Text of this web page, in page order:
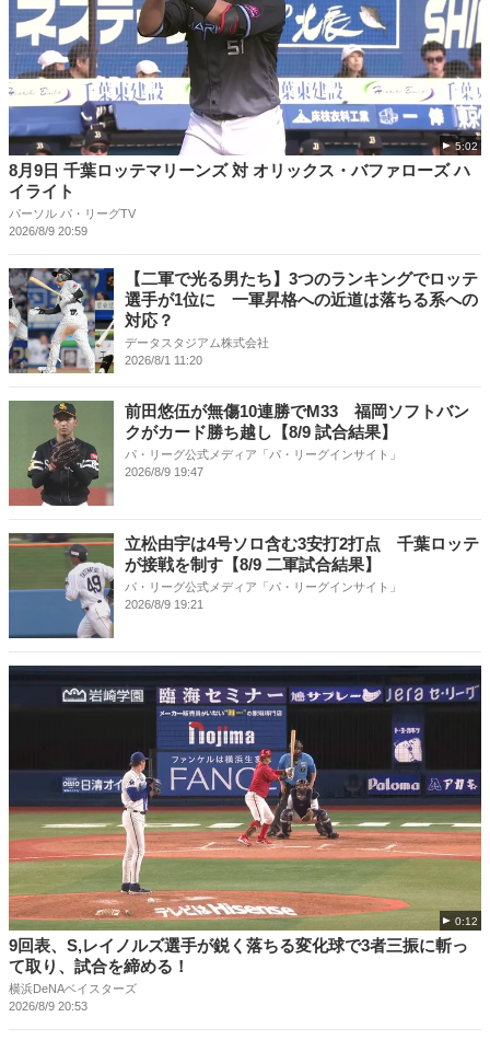
5:02
8月9日 千葉ロッテマリーンズ 対 オリックス・バファローズ ハ
イライト
パーソル パ・リーグTV
2026/8/9 20:59
【二軍で光る男たち】3つのランキングでロッテ
選手が1位に 一軍昇格への近道は落ちる系への
対応？
データスタジアム株式会社
2026/8/1 11:20
前田悠伍が無傷10連勝でM33 福岡ソフトバン
クがカード勝ち越し【8/9 試合結果】
パ・リーグ公式メディア「パ・リーグインサイト」
2026/8/9 19:47
立松由宇は4号ソロ含む3安打2打点 千葉ロッテ
が接戦を制す【8/9 二軍試合結果】
パ・リーグ公式メディア「パ・リーグインサイト」
2026/8/9 19:21
0:12
9回表、S,レイノルズ選手が鋭く落ちる変化球で3者三振に斬っ
て取り、試合を締める！
横浜DeNAベイスターズ
2026/8/9 20:53